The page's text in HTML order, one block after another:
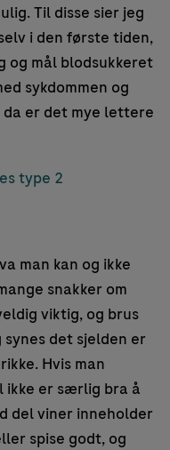
Til disse sier jeg
i den første tiden,
og mål blodsukkeret
sykdommen og
er det mye lettere
type 2
man kan og ikke
snakker om
viktig, og brus
det sjelden er
Hvis man
ikke er særlig bra å
del viner inneholder
spise godt, og